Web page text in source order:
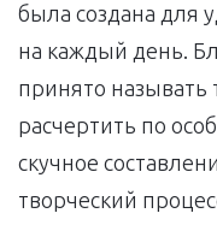
была создана для
на каждый день.
принято называть
расчертить по
скучное
творческий